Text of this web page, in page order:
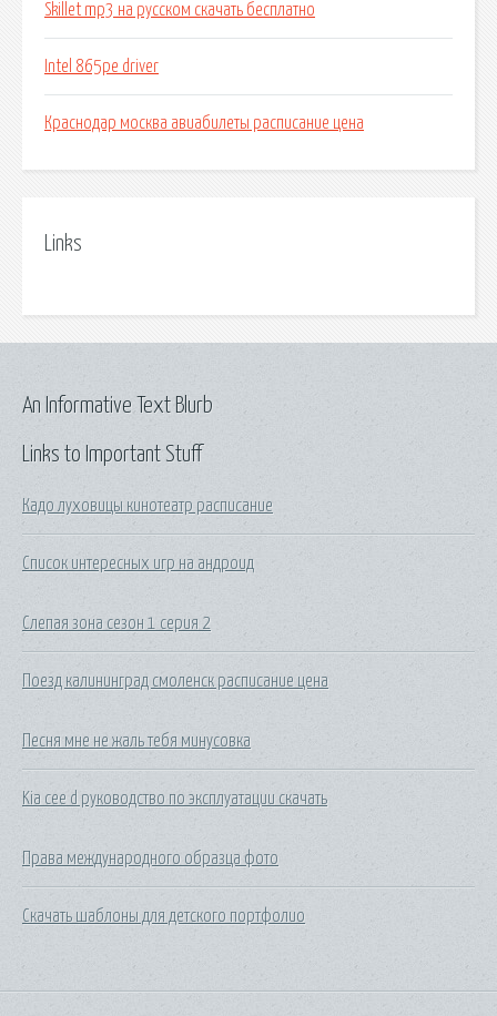
Skillet mp3 на русском скачать бесплатно
Intel 865pe driver
Краснодар москва авиабилеты расписание цена
Links
Links to Important Stuff
Кадо луховицы кинотеатр расписание
Список интересных игр на андроид
Слепая зона сезон 1 серия 2
Поезд калининград смоленск расписание цена
Песня мне не жаль тебя минусовка
Kia cee d руководство по эксплуатации скачать
Права международного образца фото
Скачать шаблоны для детского портфолио
An Informative Text Blurb